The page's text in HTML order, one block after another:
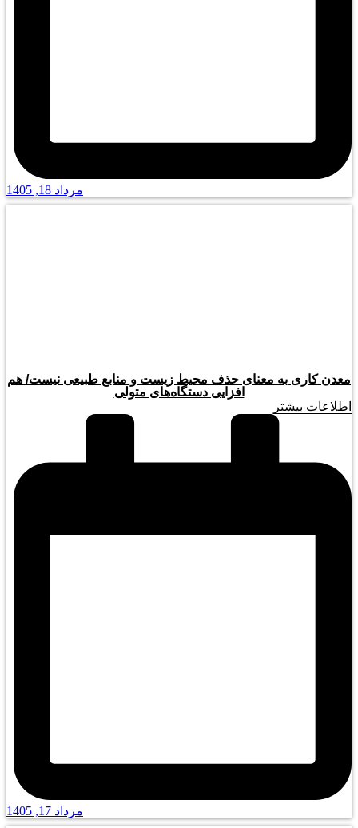
مرداد 18, 1405
معدن کاری به معنای حذف محیط زیست و منابع طبیعی نیست/ هم
افزایی دستگاه‌های متولی
اطلاعات بیشتر
مرداد 17, 1405